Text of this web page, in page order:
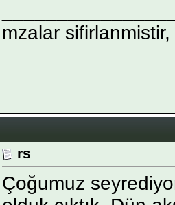
mzalar
rs
Çoğumuz